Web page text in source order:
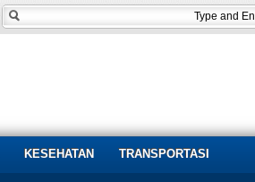
KESEHATAN TRANSPORTASI